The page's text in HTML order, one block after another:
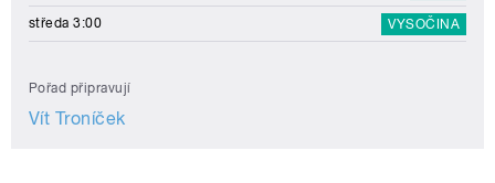
středa 3:00 VYSOČINA
Pořad připravují
Vít Troníček